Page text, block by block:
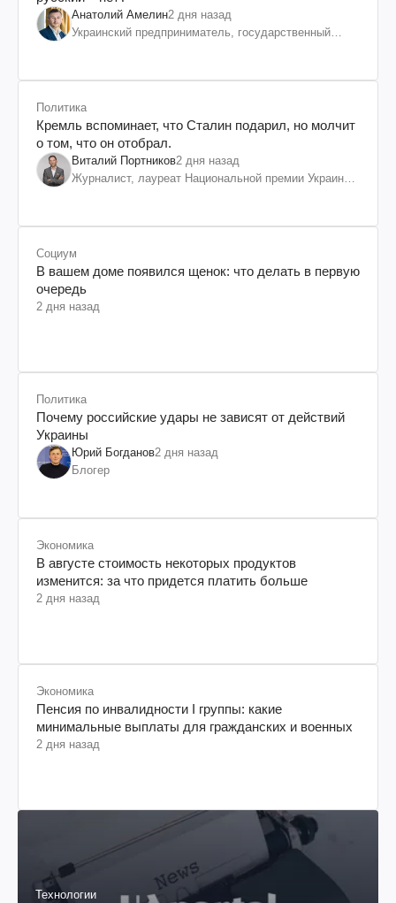
Анатолий Амелин2 дня назад
Украинский предприниматель, государственный
Политика
Кремль вспоминает, что Сталин подарил, но молчит
о том, что он отобрал.
Виталий Портников2 дня назад
Журналист, лауреат Национальной премии Украины
Социум
В вашем доме появился щенок: что делать в первую
очередь
2 дня назад
Политика
Почему российские удары не зависят от действий
Украины
Юрий Богданов2 дня назад
Блогер
Экономика
В августе стоимость некоторых продуктов
изменится: за что придется платить больше
2 дня назад
Экономика
Пенсия по инвалидности I группы: какие
минимальные выплаты для гражданских и военных
2 дня назад
Технологии